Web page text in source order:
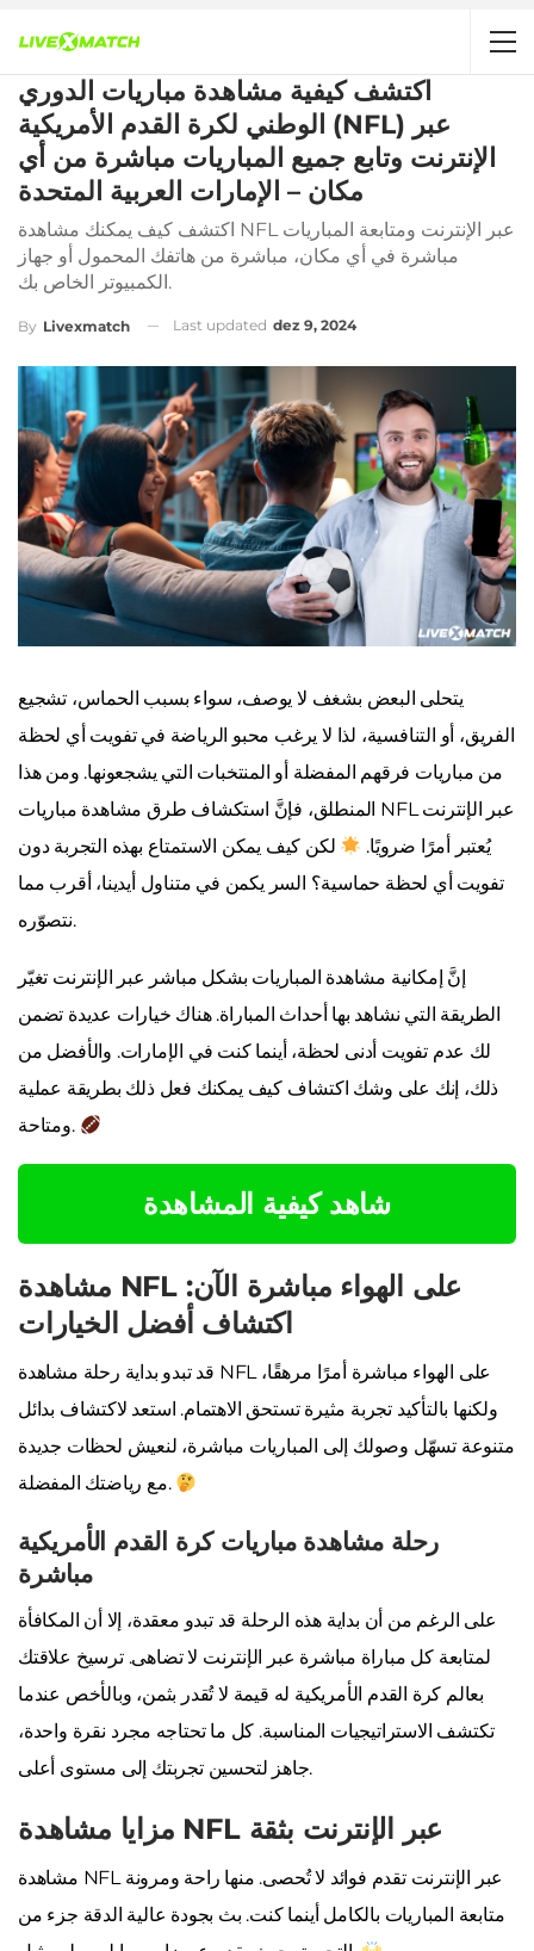
اكتشف كيفية مشاهدة مباريات الدوري
الوطني لكرة القدم الأمريكية (NFL) عبر
الإنترنت وتابع جميع المباريات مباشرة من أي
مكان – الإمارات العربية المتحدة
اكتشف كيف يمكنك مشاهدة NFL عبر الإنترنت ومتابعة المباريات
مباشرة في أي مكان، مباشرة من هاتفك المحمول أو جهاز
الكمبيوتر الخاص بك.
By Livexmatch Last updated dez 9, 2024
يتحلى البعض بشغف لا يوصف، سواء بسبب الحماس، تشجيع
الفريق، أو التنافسية، لذا لا يرغب محبو الرياضة في تفويت أي لحظة
من مباريات فرقهم المفضلة أو المنتخبات التي يشجعونها. ومن هذا
المنطلق، فإنَّ استكشاف طرق مشاهدة مباريات NFL عبر الإنترنت
يُعتبر أمرًا ضرويًا.
لكن كيف يمكن الاستمتاع بهذه التجربة دون
تفويت أي لحظة حماسية؟ السر يكمن في متناول أيدينا، أقرب مما
نتصوّره.
إنَّ إمكانية مشاهدة المباريات بشكل مباشر عبر الإنترنت تغيّر
الطريقة التي نشاهد بها أحداث المباراة. هناك خيارات عديدة تضمن
لك عدم تفويت أدنى لحظة، أينما كنت في الإمارات. والأفضل من
ذلك، إنك على وشك اكتشاف كيف يمكنك فعل ذلك بطريقة عملية
ومتاحة.
شاهد كيفية المشاهدة
مشاهدة NFL على الهواء مباشرة الآن:
اكتشاف أفضل الخيارات
قد تبدو بداية رحلة مشاهدة NFL على الهواء مباشرة أمرًا مرهقًا،
ولكنها بالتأكيد تجربة مثيرة تستحق الاهتمام. استعد لاكتشاف بدائل
متنوعة تسهّل وصولك إلى المباريات مباشرة، لنعيش لحظات جديدة
مع رياضتك المفضلة.
رحلة مشاهدة مباريات كرة القدم الأمريكية
مباشرة
على الرغم من أن بداية هذه الرحلة قد تبدو معقدة، إلا أن المكافأة
لمتابعة كل مباراة مباشرة عبر الإنترنت لا تضاهى. ترسيخ علاقتك
بعالم كرة القدم الأمريكية له قيمة لا تُقدر بثمن، وبالأخص عندما
تكتشف الاستراتيجيات المناسبة. كل ما تحتاجه مجرد نقرة واحدة،
جاهز لتحسين تجربتك إلى مستوى أعلى.
مزايا مشاهدة NFL عبر الإنترنت بثقة
مشاهدة NFL عبر الإنترنت تقدم فوائد لا تُحصى. منها راحة ومرونة
متابعة المباريات بالكامل أينما كنت. بث بجودة عالية الدقة جزء من